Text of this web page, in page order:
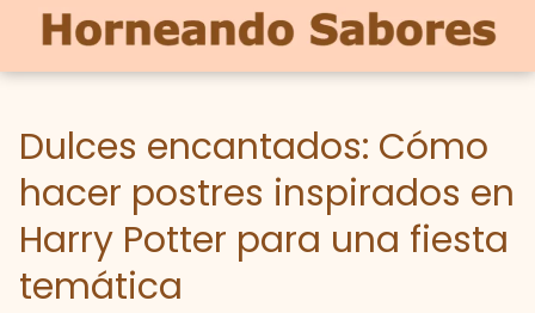
Dulces encantados: Cómo
hacer postres inspirados en
Harry Potter para una fiesta
temática